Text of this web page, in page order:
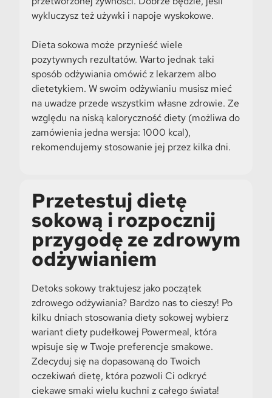
wykluczysz też używki i napoje wyskokowe.
Dieta sokowa może przynieść wiele
pozytywnych rezultatów. Warto jednak taki
sposób odżywiania omówić z lekarzem albo
dietetykiem. W swoim odżywianiu musisz mieć
na uwadze przede wszystkim własne zdrowie. Ze
względu na niską kaloryczność diety (możliwa do
zamówienia jedna wersja: 1000 kcal),
rekomendujemy stosowanie jej przez kilka dni.
Przetestuj dietę
sokową i rozpocznij
przygodę ze zdrowym
odżywianiem
Detoks sokowy traktujesz jako początek
zdrowego odżywiania? Bardzo nas to cieszy! Po
kilku dniach stosowania diety sokowej wybierz
wariant diety pudełkowej Powermeal, która
wpisuje się w Twoje preferencje smakowe.
Zdecyduj się na dopasowaną do Twoich
oczekiwań dietę, która pozwoli Ci odkryć
ciekawe smaki wielu kuchni z całego świata!